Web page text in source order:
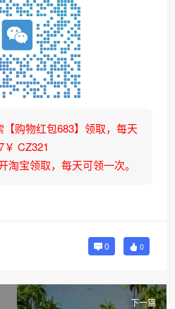
购物红包683】领取，每天
CZ321
淘宝领取，每天可领一次。
0 0
下一篇